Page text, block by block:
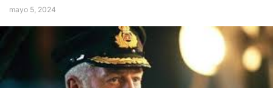
mayo 5, 2024